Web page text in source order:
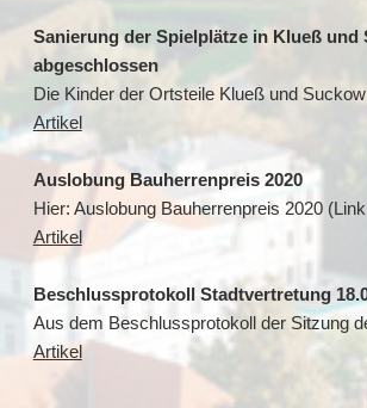
Sanierung der Spielplätze in Klueß und
abgeschlossen
Die Kinder der Ortsteile Klueß und
Artikel
Auslobung Bauherrenpreis 2020
Hier: Auslobung Bauherrenpreis 2020
Artikel
Beschlussprotokoll Stadtvertretung
Aus dem Beschlussprotokoll der Sitzung
Artikel